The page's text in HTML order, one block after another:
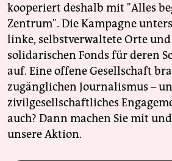
kooperiert deshalb mit "Alles
Zentrum". Die Kampagne
linke, selbstverwaltete Orte
solidarischen Fonds für deren
auf. Eine offene Gesellschaft
zugänglichen Journalismus –
zivilgesellschaftliches
auch? Dann machen Sie mit
unsere Aktion.